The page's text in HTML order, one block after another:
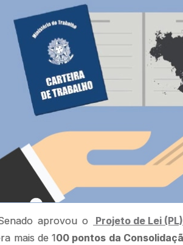
aprovou o Projeto de Lei
mais de 100 pontos da